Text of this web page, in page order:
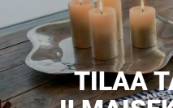
TILAA